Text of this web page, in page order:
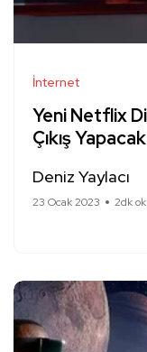
İnternet
Yeni Netflix
Çıkış Yapacak
Deniz Yaylacı
23 Ocak 2023 2dk